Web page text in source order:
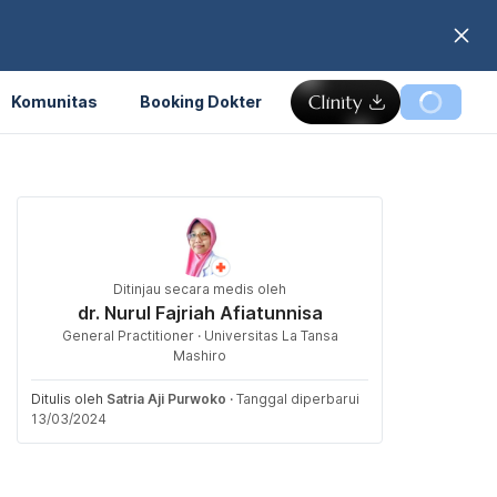
Komunitas Booking Dokter
Ditinjau secara medis oleh
dr. Nurul Fajriah Afiatunnisa
General Practitioner · Universitas La Tansa
Mashiro
Ditulis oleh Satria Aji Purwoko · Tanggal diperbarui
13/03/2024